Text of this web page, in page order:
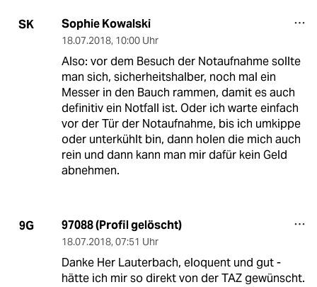
SK Sophie Kowalski
18.07.2018, 10:00 Uhr
Also: vor dem Besuch der Notaufnahme sollte
man sich, sicherheitshalber, noch mal ein
Messer in den Bauch rammen, damit es auch
definitiv ein Notfall ist. Oder ich warte einfach
vor der Tür der Notaufnahme, bis ich umkippe
oder unterkühlt bin, dann holen die mich auch
rein und dann kann man mir dafür kein Geld
abnehmen.
9G 97088 (Profil gelöscht)
18.07.2018, 07:51 Uhr
Danke Her Lauterbach, eloquent und gut -
hätte ich mir so direkt von der TAZ gewünscht.